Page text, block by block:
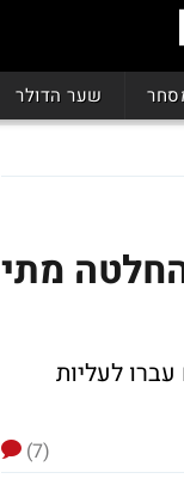
שער הדולר
מתי
לעליות
(7)